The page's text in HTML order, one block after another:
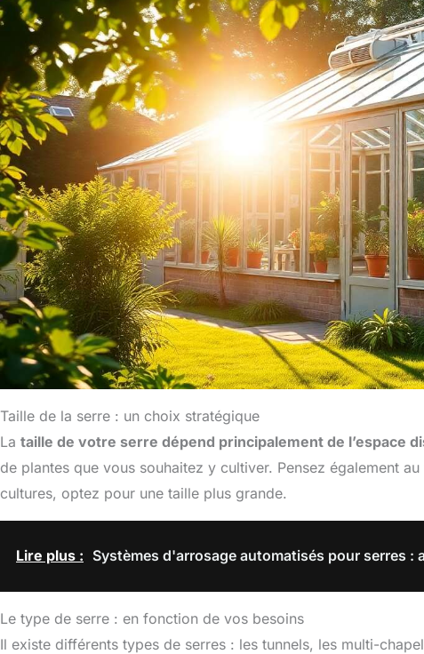
Taille de la serre : un choix stratégique
La taille de votre serre dépend principalement de l’espace
de plantes que vous souhaitez y cultiver. Pensez également
cultures, optez pour une taille plus grande.
Lire plus : Systèmes d'arrosage automatisés pour serres :
Le type de serre : en fonction de vos besoins
Il existe différents types de serres : les tunnels, les multi-